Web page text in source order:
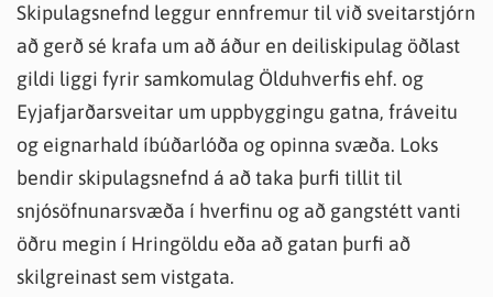
Skipulagsnefnd leggur ennfremur til við sveitarstjórn
að gerð sé krafa um að áður en deiliskipulag öðlast
gildi liggi fyrir samkomulag Ölduhverfis ehf. og
Eyjafjarðarsveitar um uppbyggingu gatna, fráveitu
og eignarhald íbúðarlóða og opinna svæða. Loks
bendir skipulagsnefnd á að taka þurfi tillit til
snjósöfnunarsvæða í hverfinu og að gangstétt vanti
öðru megin í Hringöldu eða að gatan þurfi að
skilgreinast sem vistgata.